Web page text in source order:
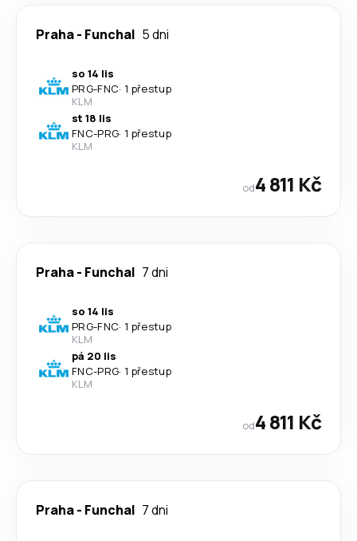
Praha- Funchal 5 dni
so 14 lis
PRG-FNC· 1 přestup
KLM
st 18 lis
FNC-PRG· 1 přestup
KLM
od4 811 Kč
Praha- Funchal 7 dni
so 14 lis
PRG-FNC· 1 přestup
KLM
pá 20 lis
FNC-PRG· 1 přestup
KLM
od4 811 Kč
Praha- Funchal 7 dni